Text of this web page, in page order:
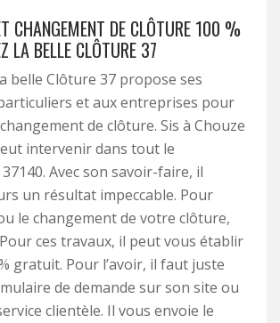
CHANGEMENT DE CLÔTURE 100 %
LA BELLE CLÔTURE 37
belle Clôture 37 propose ses
et aux entreprises pour
de clôture. Sis à Chouze
intervenir dans tout le
Avec son savoir-faire, il
un résultat impeccable. Pour
le changement de votre clôture,
ces travaux, il peut vous établir
gratuit. Pour l’avoir, il faut juste
de demande sur son site ou
clientèle. Il vous envoie le